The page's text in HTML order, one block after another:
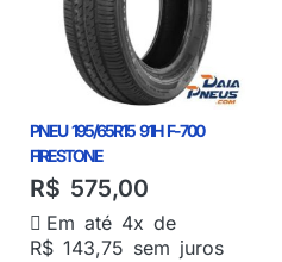
PNEU 195/65R15 91H F-700
FIRESTONE
R$ 575,00
Em até 4x de
R$ 143,75 sem juros